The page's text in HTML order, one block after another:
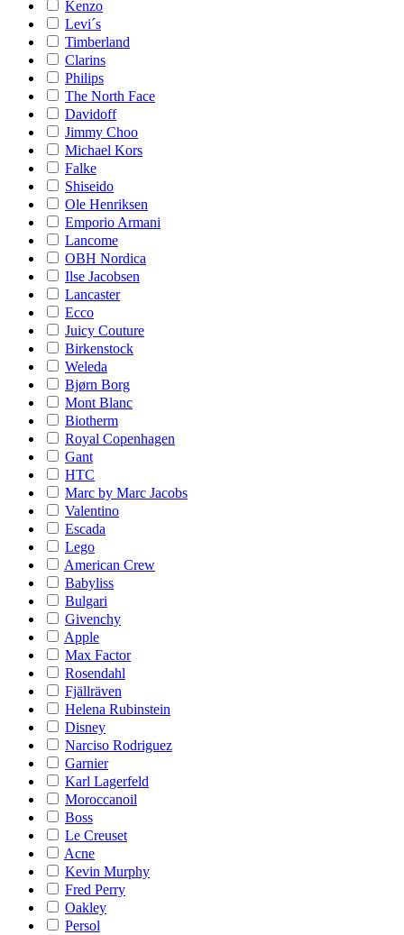
Kenzo
Levi´s
Timberland
Clarins
Philips
The North Face
Davidoff
Jimmy Choo
Michael Kors
Falke
Shiseido
Ole Henriksen
Emporio Armani
Lancome
OBH Nordica
Ilse Jacobsen
Lancaster
Ecco
Juicy Couture
Birkenstock
Weleda
Bjørn Borg
Mont Blanc
Biotherm
Royal Copenhagen
Gant
HTC
Marc by Marc Jacobs
Valentino
Escada
Lego
American Crew
Babyliss
Bulgari
Givenchy
Apple
Max Factor
Rosendahl
Fjällräven
Helena Rubinstein
Disney
Narciso Rodriguez
Garnier
Karl Lagerfeld
Moroccanoil
Boss
Le Creuset
Acne
Kevin Murphy
Fred Perry
Oakley
Persol